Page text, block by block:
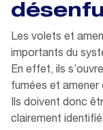
Les volets et
importants du
En effet, ils
fumées et amener
Ils doivent donc
clairement